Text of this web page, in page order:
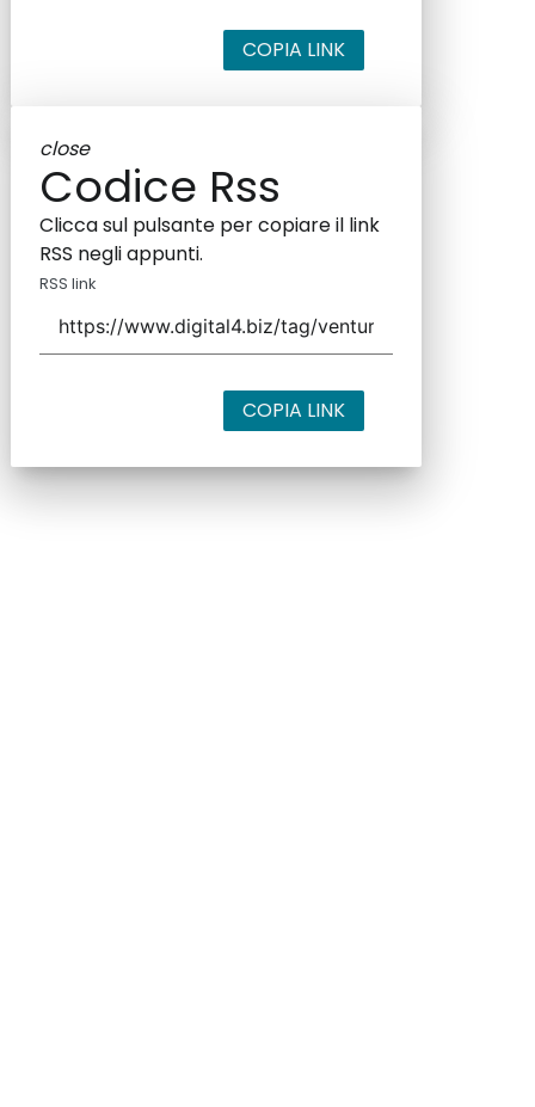
COPIA LINK
close
Codice Rss
Clicca sul pulsante per copiare il link
RSS negli appunti.
RSS link
COPIA LINK